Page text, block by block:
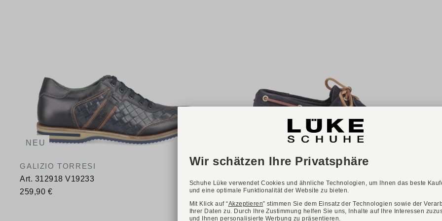
NEU
GALIZIO TORRESI
Art. 312918 V19233
259,90 €
SEBAGO
Art. PORTLAND ARTISAN
220,00 €
Verfügbare Farbvarianten: